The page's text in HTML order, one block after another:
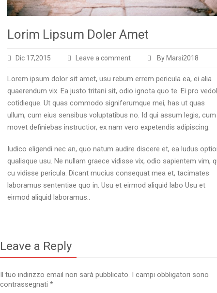
Lorim Lipsum Doler Amet
Dic 17,2015 Leave a comment By Marsi2018
Lorem ipsum dolor sit amet, usu rebum errem pericula ea, ei alia
quaerendum vix. Ea justo tritani sit, odio ignota quo te. Ei pro
cotidieque. Ut quas commodo signiferumque mei, has ut quas
ullum, cum eius sensibus voluptatibus no. Id qui assum legis,
movet definiebas instructior, ex nam vero expetendis adipiscing.
Iudico eligendi nec an, quo natum audire discere et, ea ludus
qualisque usu. Ne nullam graece vidisse vix, odio sapientem vim,
cu vidisse pericula. Dicant mucius consequat mea et, tacimates
laboramus sententiae quo in. Usu et eirmod aliquid labo Usu et
eirmod aliquid laboramus..
Leave a Reply
Il tuo indirizzo email non sarà pubblicato. I campi obbligatori sono
contrassegnati *